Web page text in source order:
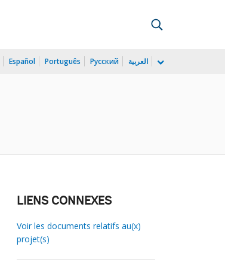
Español Português Русский العربية
LIENS CONNEXES
Voir les documents relatifs au(x)
projet(s)